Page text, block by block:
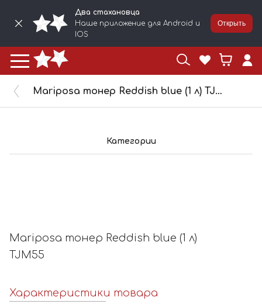
Два стахановца
Наше приложение для Android и
IOS
Открыть
Mariposa тонер Reddish blue (1 л) TJM55
Категории
Mariposa тонер Reddish blue (1 л)
TJM55
Характеристики товара